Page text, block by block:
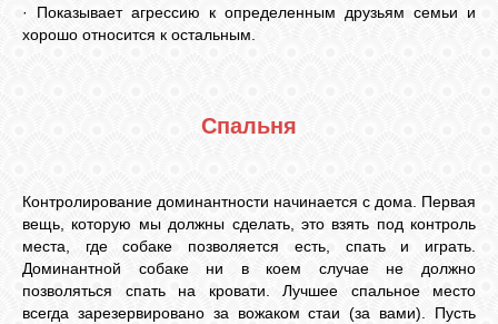
· Показывает агрессию к определенным друзьям семьи и
хорошо относится к остальным.
Спальня
Контролирование доминантности начинается с дома. Первая
вещь, которую мы должны сделать, это взять под контроль
места, где собаке позволяется есть, спать и играть.
Доминантной собаке ни в коем случае не должно
позволяться спать на кровати. Лучшее спальное место
всегда зарезервировано за вожаком стаи (за вами). Пусть